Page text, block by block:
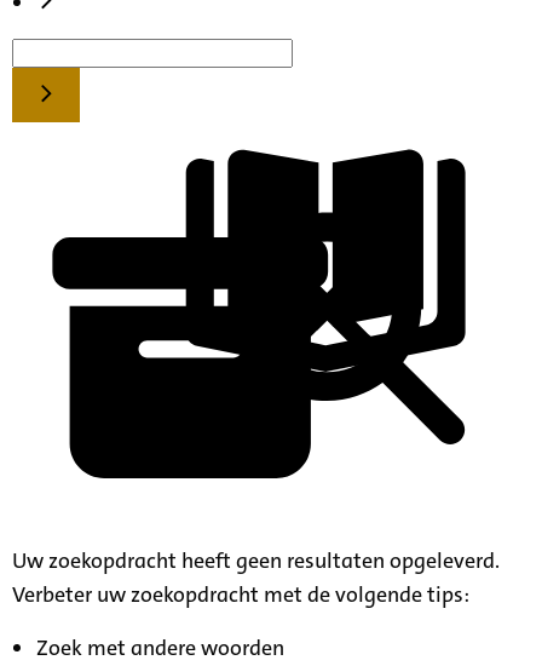
Uw zoekopdracht heeft geen resultaten opgeleverd.
Verbeter uw zoekopdracht met de volgende tips:
Zoek met andere woorden